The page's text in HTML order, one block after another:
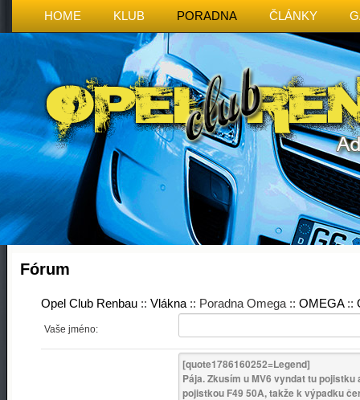
HOME KLUB PORADNA ČLÁNKY
Fórum
Opel Club Renbau :: Vlákna :: Poradna Omega :: OMEGA::
Vaše jméno: